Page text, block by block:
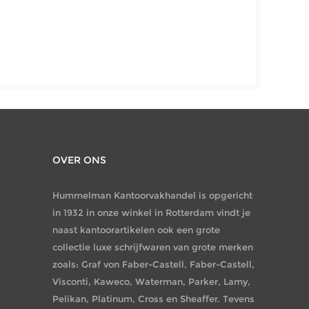
OVER ONS
Hummelman Kantoorvakhandel is opgericht
in 1932 in onze winkel in Rotterdam vindt je
naast kantoorartikelen ook een grote
collectie luxe schrijfwaren van grote merken
zoals: Graf von Faber-Castell, Faber-Castell,
Visconti, Kaweco, Waterman, Parker, Lamy,
Pelikan, Platinum, Cross en Sheaffer. Tevens